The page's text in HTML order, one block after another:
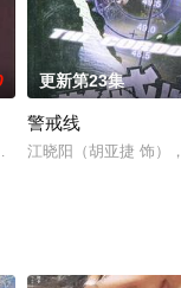
饰），回家后却发现老
更新第23集
警戒线
江晓阳（胡亚捷 饰）